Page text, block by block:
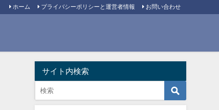
ホーム プライバシーポリシーと運営者情報 お問い合わせ
サイト内検索